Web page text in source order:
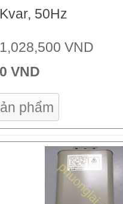
50Hz
1,028,500 VND
VND
phẩm